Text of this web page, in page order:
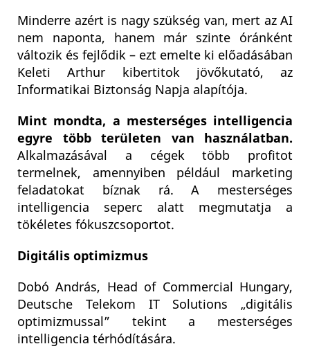
Minderre azért is nagy szükség van, mert az AI
nem naponta, hanem már szinte óránként
változik és fejlődik – ezt emelte ki előadásában
Keleti Arthur kibertitok jövőkutató, az
Informatikai Biztonság Napja alapítója.
Mint mondta, a mesterséges intelligencia
egyre több területen van használatban.
Alkalmazásával a cégek több profitot
termelnek, amennyiben például marketing
feladatokat bíznak rá. A mesterséges
intelligencia seperc alatt megmutatja a
tökéletes fókuszcsoportot.
Digitális optimizmus
Dobó András, Head of Commercial Hungary,
Deutsche Telekom IT Solutions „digitális
optimizmussal” tekint a mesterséges
intelligencia térhódítására.